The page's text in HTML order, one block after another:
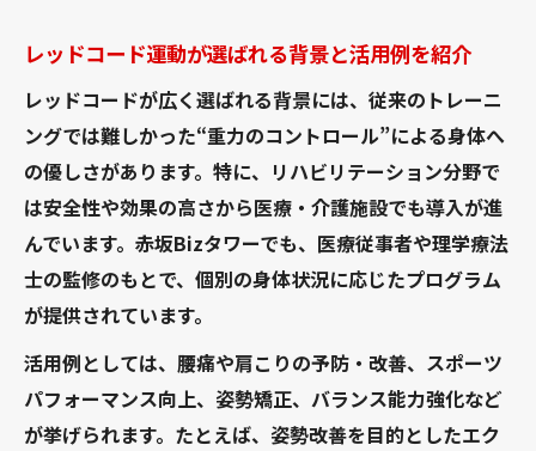
レッドコードを使った自宅エクササイズの
効果的な自宅用レッドコード運動の選び方
と流れ
レッドコードを自宅で安全に使うコツと工
夫
専門家が語るレッドコード活用のポイント総ま
とめ
専門家が推奨するレッドコード運動の実践
ポイント
レッドコード活用における効果的な運動方
レッドコード運動が選ばれる背景と活用例を紹介
レッドコードが広く選ばれる背景には、従来のトレーニ
ングでは難しかった“重力のコントロール”による身体へ
の優しさがあります。特に、リハビリテーション分野で
は安全性や効果の高さから医療・介護施設でも導入が進
んでいます。赤坂Bizタワーでも、医療従事者や理学療法
士の監修のもとで、個別の身体状況に応じたプログラム
が提供されています。
活用例としては、腰痛や肩こりの予防・改善、スポーツ
パフォーマンス向上、姿勢矯正、バランス能力強化など
が挙げられます。たとえば、姿勢改善を目的としたエク